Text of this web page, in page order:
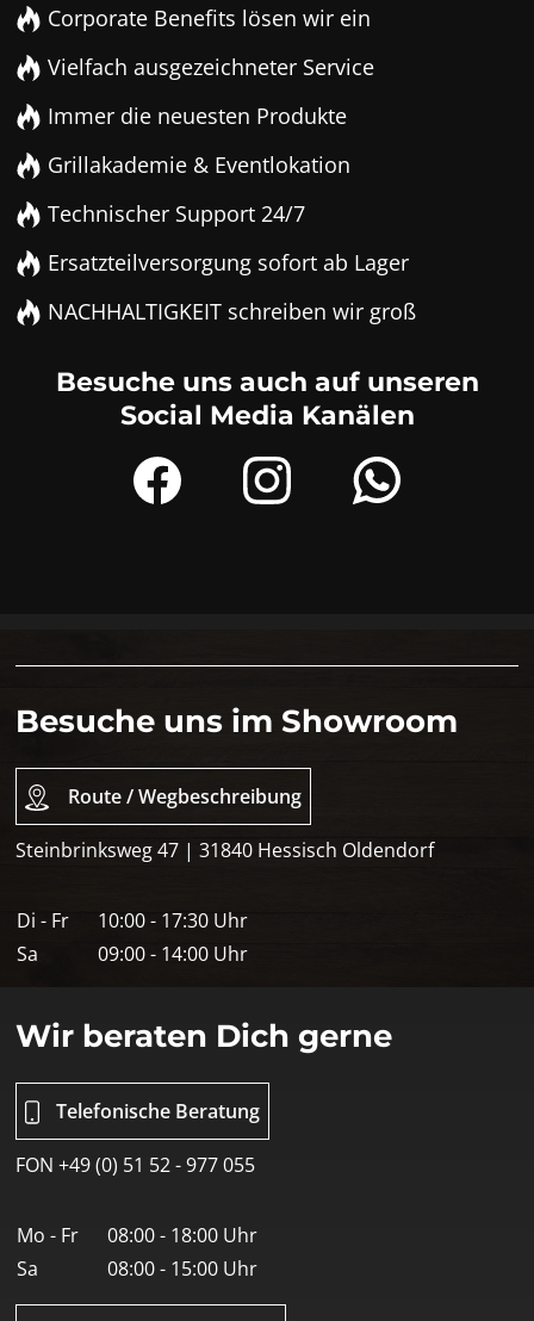
Corporate Benefits lösen wir ein
Vielfach ausgezeichneter Service
Immer die neuesten Produkte
Grillakademie & Eventlokation
Technischer Support 24/7
Ersatzteilversorgung sofort ab Lager
NACHHALTIGKEIT schreiben wir groß
Besuche uns auch auf unseren
Social Media Kanälen
Besuche uns im Showroom
Route / Wegbeschreibung
Steinbrinksweg 47 | 31840 Hessisch Oldendorf
Di - Fr
10:00 - 17:30 Uhr
Sa
09:00 - 14:00 Uhr
Wir beraten Dich gerne
Telefonische Beratung
FON +49 (0) 51 52 - 977 055
Mo - Fr
08:00 - 18:00 Uhr
Sa
08:00 - 15:00 Uhr